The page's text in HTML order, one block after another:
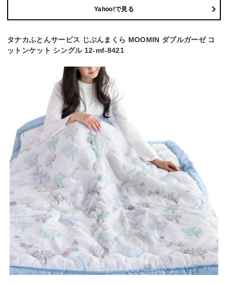
Yahoo!で見る
タナカふとんサービス じぶんまくら MOOMIN ダブルガーゼ コ
ットンケット シングル 12-mf-8421